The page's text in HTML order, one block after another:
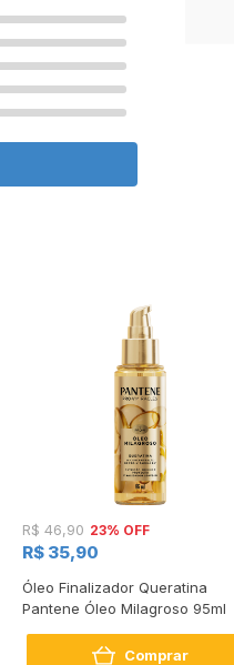
R$ 46,90 23% OFF
R$ 35,90
Óleo Finalizador Queratina
Pantene Óleo Milagroso 95ml
Comprar